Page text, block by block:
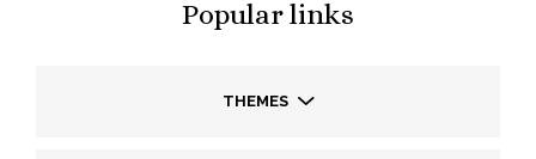
Popular links
THEMES